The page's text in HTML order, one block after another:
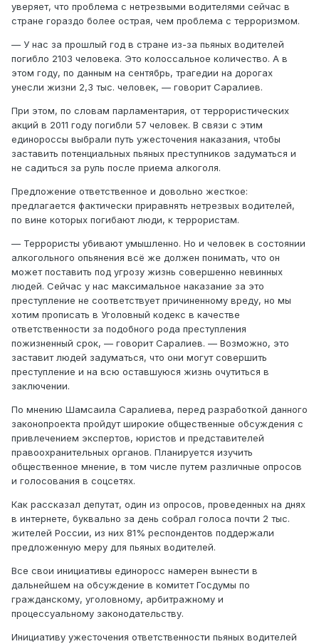
уверяет, что проблема с нетрезвыми водителями сейчас в
стране гораздо более острая, чем проблема с терроризмом.
— У нас за прошлый год в стране из-за пьяных водителей
погибло 2103 человека. Это колоссальное количество. А в
этом году, по данным на сентябрь, трагедии на дорогах
унесли жизни 2,3 тыс. человек, — говорит Саралиев.
При этом, по словам парламентария, от террористических
акций в 2011 году погибли 57 человек. В связи с этим
единороссы выбрали путь ужесточения наказания, чтобы
заставить потенциальных пьяных преступников задуматься и
не садиться за руль после приема алкоголя.
Предложение ответственное и довольно жесткое:
предлагается фактически приравнять нетрезвых водителей,
по вине которых погибают люди, к террористам.
— Террористы убивают умышленно. Но и человек в состоянии
алкогольного опьянения всё же должен понимать, что он
может поставить под угрозу жизнь совершенно невинных
людей. Сейчас у нас максимальное наказание за это
преступление не соответствует причиненному вреду, но мы
хотим прописать в Уголовный кодекс в качестве
ответственности за подобного рода преступления
пожизненный срок, — говорит Саралиев. — Возможно, это
заставит людей задуматься, что они могут совершить
преступление и на всю оставшуюся жизнь очутиться в
заключении.
По мнению Шамсаила Саралиева, перед разработкой данного
законопроекта пройдут широкие общественные обсуждения с
привлечением экспертов, юристов и представителей
правоохранительных органов. Планируется изучить
общественное мнение, в том числе путем различные опросов
и голосования в соцсетях.
Как рассказал депутат, один из опросов, проведенных на днях
в интернете, буквально за день собрал голоса почти 2 тыс.
жителей России, из них 81% респондентов поддержали
предложенную меру для пьяных водителей.
Все свои инициативы единоросс намерен вынести в
дальнейшем на обсуждение в комитет Госдумы по
гражданскому, уголовному, арбитражному и
процессуальному законодательству.
Инициативу ужесточения ответственности пьяных водителей